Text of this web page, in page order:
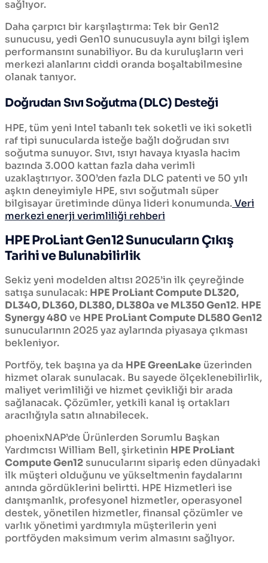
sağlıyor.
Daha çarpıcı bir karşılaştırma: Tek bir Gen12
sunucusu, yedi Gen10 sunucusuyla aynı bilgi işlem
performansını sunabiliyor. Bu da kuruluşların veri
merkezi alanlarını ciddi oranda boşaltabilmesine
olanak tanıyor.
Doğrudan Sıvı Soğutma (DLC) Desteği
HPE, tüm yeni Intel tabanlı tek soketli ve iki soketli
raf tipi sunucularda isteğe bağlı doğrudan sıvı
soğutma sunuyor. Sıvı, ısıyı havaya kıyasla hacim
bazında 3.000 kattan fazla daha verimli
uzaklaştırıyor. 300’den fazla DLC patenti ve 50 yılı
aşkın deneyimiyle HPE, sıvı soğutmalı süper
bilgisayar üretiminde dünya lideri konumunda.Veri
merkezi enerji verimliliği rehberi
HPE ProLiant Gen12 Sunucuların Çıkış
Tarihi ve Bulunabilirlik
Sekiz yeni modelden altısı 2025’in ilk çeyreğinde
satışa sunulacak: HPE ProLiant Compute DL320,
DL340, DL360, DL380, DL380a ve ML350 Gen12. HPE
Synergy 480ve HPE ProLiant Compute DL580 Gen12
sunucularının 2025 yaz aylarında piyasaya çıkması
bekleniyor.
Portföy, tek başına ya da HPE GreenLake üzerinden
hizmet olarak sunulacak. Bu sayede ölçeklenebilirlik,
maliyet verimliliği ve hizmet çevikliği bir arada
sağlanacak. Çözümler, yetkili kanal iş ortakları
aracılığıyla satın alınabilecek.
phoenixNAP’de Ürünlerden Sorumlu Başkan
Yardımcısı William Bell, şirketinin HPE ProLiant
Compute Gen12sunucularını sipariş eden dünyadaki
ilk müşteri olduğunu ve yükseltmenin faydalarını
anında gördüklerini belirtti. HPE Hizmetleri ise
danışmanlık, profesyonel hizmetler, operasyonel
destek, yönetilen hizmetler, finansal çözümler ve
varlık yönetimi yardımıyla müşterilerin yeni
portföyden maksimum verim almasını sağlıyor.